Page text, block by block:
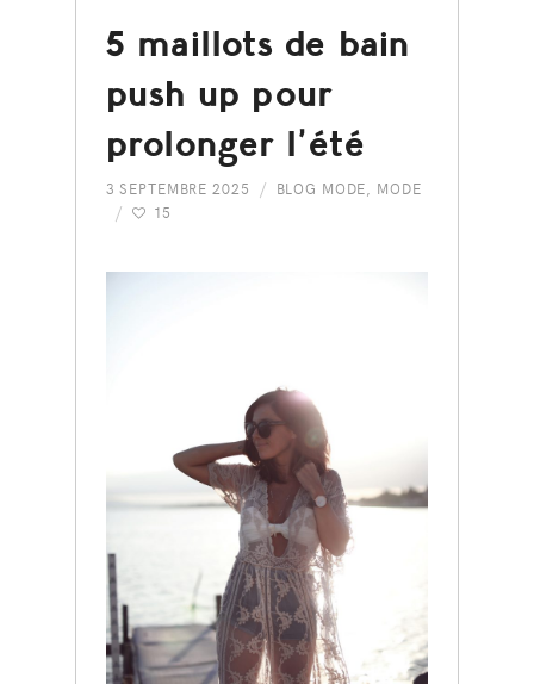
5 maillots de bain
push up pour
prolonger l’été
3 SEPTEMBRE 2025 BLOG MODE
MODE
15